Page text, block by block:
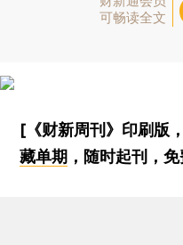
可畅读全文
[《财新周刊》印刷版，
藏单期 ，随时起刊，